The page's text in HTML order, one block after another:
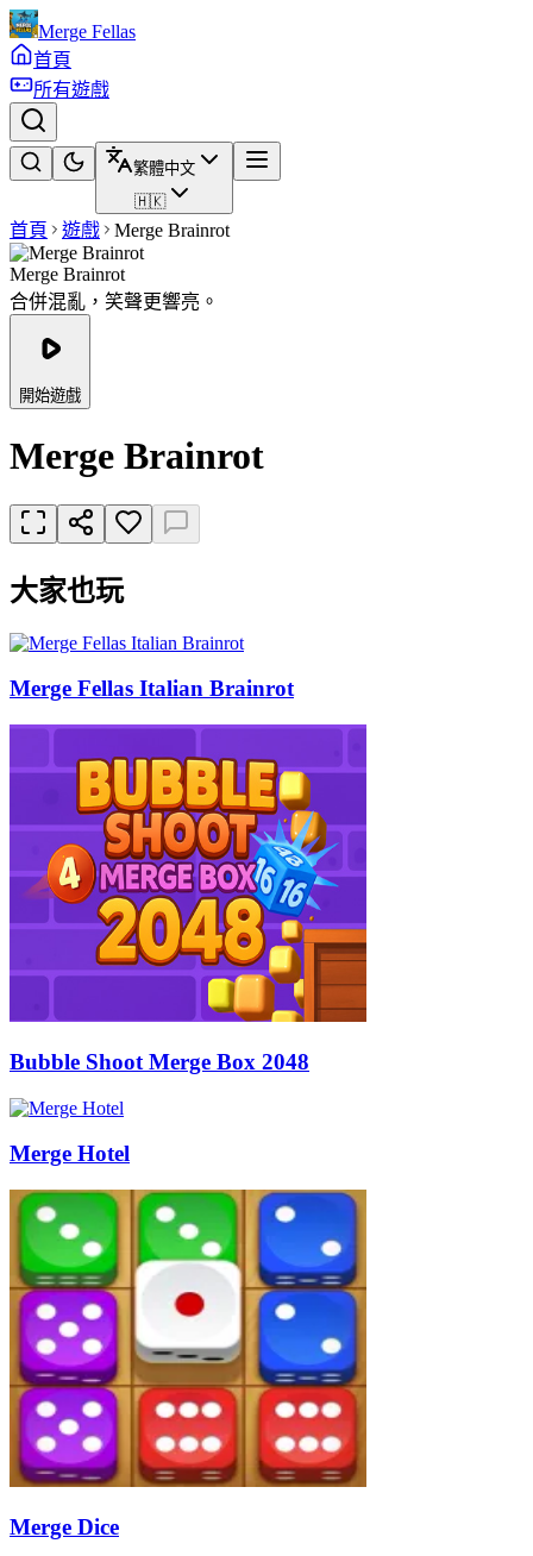
Merge Fellas
首頁
所有遊戲
繁體中文
🇭🇰
首頁 遊戲 Merge Brainrot
Merge Brainrot
合併混亂，笑聲更響亮。
開始遊戲
Merge Brainrot
大家也玩
Merge Fellas Italian Brainrot
Bubble Shoot Merge Box 2048
Merge Hotel
Merge Dice